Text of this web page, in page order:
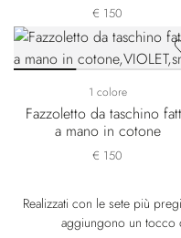
€ 150
1 colore
Fazzoletto da taschino
a mano in cotone
€ 150
Realizzati con le sete più
aggiungono un tocco